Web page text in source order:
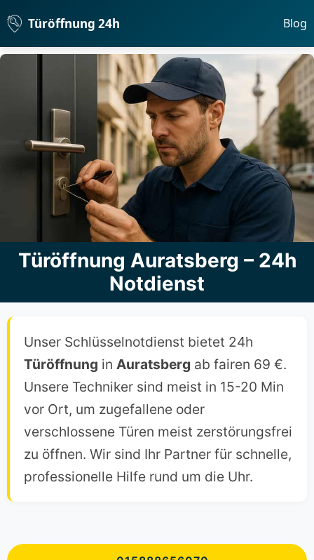
Türöffnung 24h Blog
Türöffnung Auratsberg – 24h
Notdienst
Unser Schlüsselnotdienst bietet 24h
Türöffnung in Auratsberg ab fairen 69 €.
Unsere Techniker sind meist in 15-20 Min
vor Ort, um zugefallene oder
verschlossene Türen meist zerstörungsfrei
zu öffnen. Wir sind Ihr Partner für schnelle,
professionelle Hilfe rund um die Uhr.